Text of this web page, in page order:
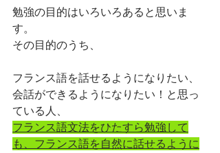
勉強の目的はいろいろあると思いま
す。
その目的のうち、
フランス語を話せるようになりたい、
会話ができるようになりたい！と思っ
ている人、
フランス語文法をひたすら勉強して
も、フランス語を自然に話せるように